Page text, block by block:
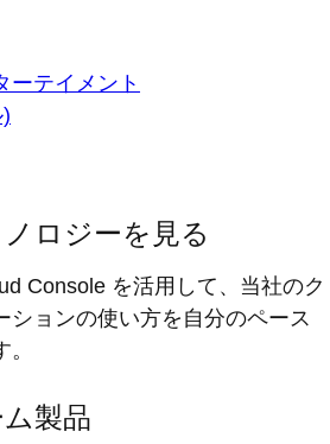
ーテイメント
ロジーを見る
Console を活用して、当社のク
ションの使い方を自分のペース
製品